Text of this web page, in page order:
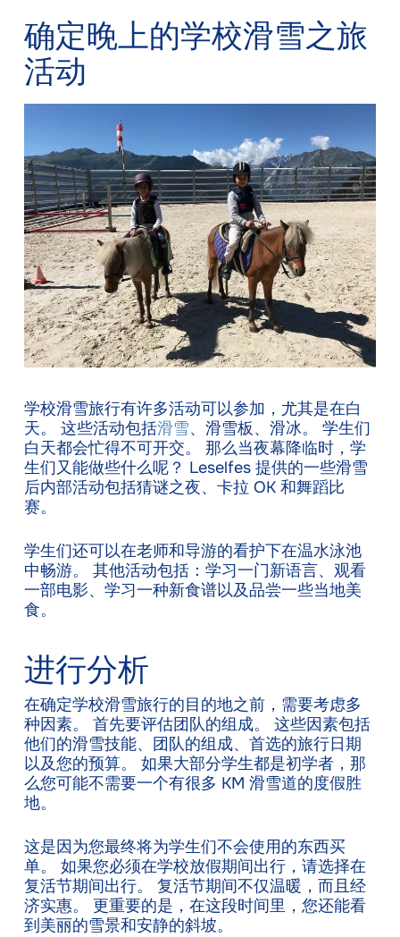
确定晚上的学校滑雪之旅
活动
学校滑雪旅行有许多活动可以参加，尤其是在白
天。 这些活动包括滑雪、滑雪板、滑冰。 学生们
白天都会忙得不可开交。 那么当夜幕降临时，学
生们又能做些什么呢？ Leselfes 提供的一些滑雪
后内部活动包括猜谜之夜、卡拉 OK 和舞蹈比
赛。
学生们还可以在老师和导游的看护下在温水泳池
中畅游。 其他活动包括：学习一门新语言、观看
一部电影、学习一种新食谱以及品尝一些当地美
食。
进行分析
在确定学校滑雪旅行的目的地之前，需要考虑多
种因素。 首先要评估团队的组成。 这些因素包括
他们的滑雪技能、团队的组成、首选的旅行日期
以及您的预算。 如果大部分学生都是初学者，那
么您可能不需要一个有很多 KM 滑雪道的度假胜
地。
这是因为您最终将为学生们不会使用的东西买
单。 如果您必须在学校放假期间出行，请选择在
复活节期间出行。 复活节期间不仅温暖，而且经
济实惠。 更重要的是，在这段时间里，您还能看
到美丽的雪景和安静的斜坡。